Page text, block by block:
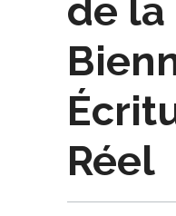
de la
Réel